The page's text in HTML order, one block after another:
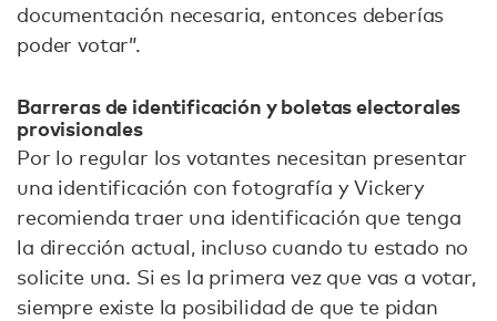
documentación necesaria, entonces deberías
poder votar”.
Barreras de identificación y boletas electorales
provisionales
Por lo regular los votantes necesitan presentar
una identificación con fotografía y Vickery
recomienda traer una identificación que tenga
la dirección actual, incluso cuando tu estado no
solicite una. Si es la primera vez que vas a votar,
siempre existe la posibilidad de que te pidan